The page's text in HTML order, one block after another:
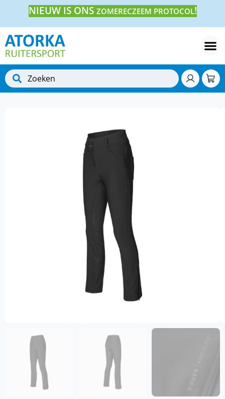
NIEUW IS ONS ZOMERECZEEM PROTOCOL!